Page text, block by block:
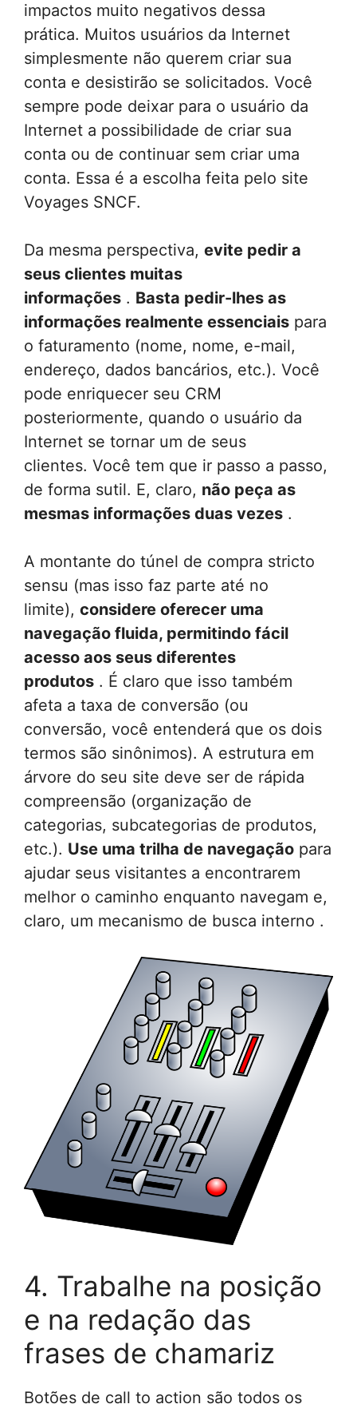
impactos muito negativos dessa
prática. Muitos usuários da Internet
simplesmente não querem criar sua
conta e desistirão se solicitados. Você
sempre pode deixar para o usuário da
Internet a possibilidade de criar sua
conta ou de continuar sem criar uma
conta. Essa é a escolha feita pelo site
Voyages SNCF.
Da mesma perspectiva, evite pedir a
seus clientes muitas
informações . Basta pedir-lhes as
informações realmente essenciais para
o faturamento (nome, nome, e-mail,
endereço, dados bancários, etc.). Você
pode enriquecer seu CRM
posteriormente, quando o usuário da
Internet se tornar um de seus
clientes. Você tem que ir passo a passo,
de forma sutil. E, claro, não peça as
mesmas informações duas vezes .
A montante do túnel de compra stricto
sensu (mas isso faz parte até no
limite), considere oferecer uma
navegação fluida, permitindo fácil
acesso aos seus diferentes
produtos . É claro que isso também
afeta a taxa de conversão (ou
conversão, você entenderá que os dois
termos são sinônimos). A estrutura em
árvore do seu site deve ser de rápida
compreensão (organização de
categorias, subcategorias de produtos,
etc.). Use uma trilha de navegação para
ajudar seus visitantes a encontrarem
melhor o caminho enquanto navegam e,
claro, um mecanismo de busca interno .
4. Trabalhe na posição
e na redação das
frases de chamariz
Botões de call to action são todos os